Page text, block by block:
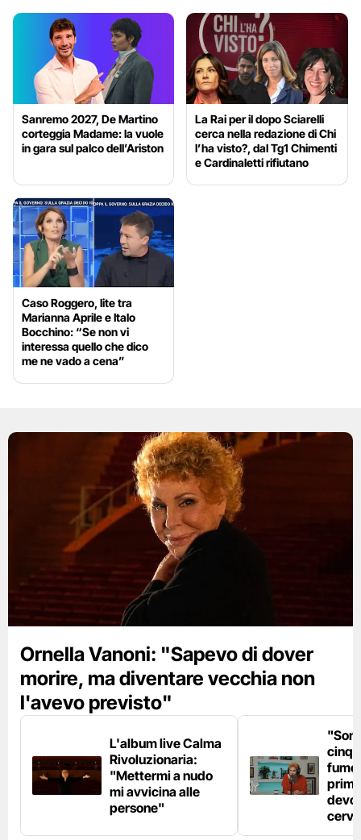
Sanremo 2027, De Martino
corteggia Madame: la vuole
in gara sul palco dell’Ariston
La Rai per il dopo Sciarelli
cerca nella redazione di Chi
l’ha visto?, dal Tg1 Chimenti
e Cardinaletti rifiutano
Caso Roggero, lite tra
Marianna Aprile e Italo
Bocchino: “Se non vi
interessa quello che dico
me ne vado a cena”
Ornella Vanoni: "Sapevo di dover
morire, ma diventare vecchia non
l'avevo previsto"
L'album live Calma
Rivoluzionaria:
"Mettermi a nudo
mi avvicina alle
persone"
fumo
devo